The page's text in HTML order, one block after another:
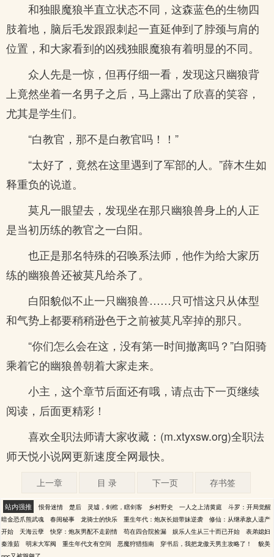
和独眼魔狼半直立状态不同，这森蓝色的生物四
肢着地，脑后毛发跟跟刺起一直延伸到了脖颈与肩的
位置，和大家看到的凶残独眼魔狼有着明显的不同。
众人先是一惊，但再仔细一看，发现这只幽狼背
上竟然坐着一名男子之后，马上露出了欣喜的笑容，
尤其是学生们。
“白教官，那不是白教官吗！！”
“太好了，竟然在这里遇到了军部的人。”薛木生如
释重负的说道。
莫凡一眼望去，发现坐在那只幽狼兽身上的人正
是当初历练的教官之一白阳。
也正是那名特殊的召唤系法师，他作为给大家历
练的幽狼兽还被莫凡给杀了。
白阳貌似不止一只幽狼兽……只可惜这只从体型
和气势上都要稍稍逊色于之前被莫凡宰掉的那只。
“你们怎么会在这，没有第一时间撤离吗？”白阳骑
乘着它的幽狼兽朝着大家走来。
小主，这个章节后面还有哦，请点击下一页继续
阅读，后面更精彩！
喜欢全职法师请大家收藏：(m.xtyxsw.org)全职法
师天悦小说网更新速度全网最快。
上一章 目 录 下一页 存书签
站内强推 恨骨迷情 楚后 灵墟，剑棺，瞎剑客 乡村野史 一人之上清黄庭
斗罗：开局觉醒
暗金恐爪熊武魂
春闺秘事 龙骑士的快乐 重生年代：炮灰长姐带妹逆袭
修仙：从继承敌人遗产
开始
天海云孽 快穿：炮灰男配不走剧情 苟在四合院捡漏 娱乐人生从三十而已开始
表弟媳妇
秦淮茹
明末大军阀 重生年代文有空间 恶魔狩猎指南 穿书后，我把龙傲天男主攻略了！
貌美